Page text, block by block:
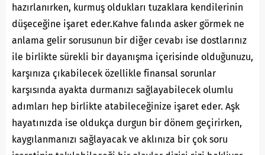
hazırlanırken, kurmuş oldukları tuzaklara kendilerinin
düşeceğine işaret eder.Kahve falında asker görmek ne
anlama gelir sorusunun bir diğer cevabı ise dostlarınız
ile birlikte sürekli bir dayanışma içerisinde olduğunuzu,
karşınıza çıkabilecek özellikle finansal sorunlar
karşısında ayakta durmanızı sağlayabilecek olumlu
adımları hep birlikte atabileceğinize işaret eder. Aşk
hayatınızda ise oldukça durgun bir dönem geçirirken,
kaygılanmanızı sağlayacak ve aklınıza bir çok soru